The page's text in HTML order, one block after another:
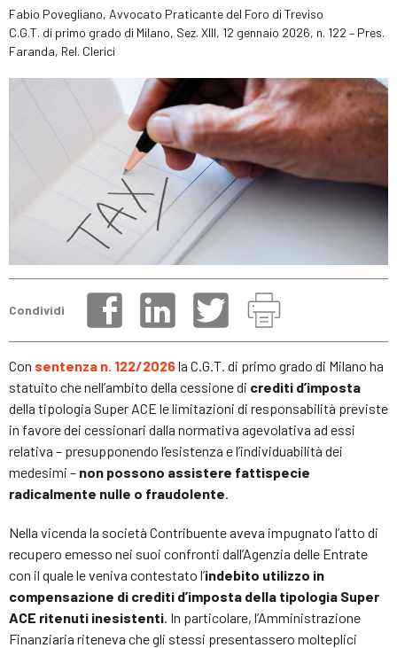
Fabio Povegliano, Avvocato Praticante del Foro di Treviso
C.G.T. di primo grado di Milano, Sez. XIII, 12 gennaio 2026, n. 122 – Pres.
Faranda, Rel. Clerici
Condividi
Con sentenza n. 122/2026la C.G.T. di primo grado di Milano ha
statuito che nell’ambito della cessione di crediti d’imposta
della tipologia Super ACE le limitazioni di responsabilità previste
in favore dei cessionari dalla normativa agevolativa ad essi
relativa – presupponendo l’esistenza e l’individuabilità dei
medesimi – non possono assistere fattispecie
radicalmente nulle o fraudolente.
Nella vicenda la società Contribuente aveva impugnato l’atto di
recupero emesso nei suoi confronti dall’Agenzia delle Entrate
con il quale le veniva contestato l’indebito utilizzo in
compensazione di crediti d’imposta della tipologia Super
ACE ritenuti inesistenti. In particolare, l’Amministrazione
Finanziaria riteneva che gli stessi presentassero molteplici